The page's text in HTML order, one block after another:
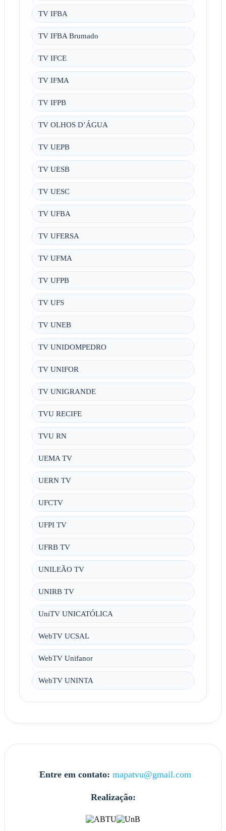
TV IFBA
TV IFBA Brumado
TV IFCE
TV IFMA
TV IFPB
TV OLHOS D’ÁGUA
TV UEPB
TV UESB
TV UESC
TV UFBA
TV UFERSA
TV UFMA
TV UFPB
TV UFS
TV UNEB
TV UNIDOMPEDRO
TV UNIFOR
TV UNIGRANDE
TVU RECIFE
TVU RN
UEMA TV
UERN TV
UFCTV
UFPI TV
UFRB TV
UNILEÃO TV
UNIRB TV
UniTV UNICATÓLICA
WebTV UCSAL
WebTV Unifanor
WebTV UNINTA
Entre em contato: mapatvu@gmail.com
Realização: